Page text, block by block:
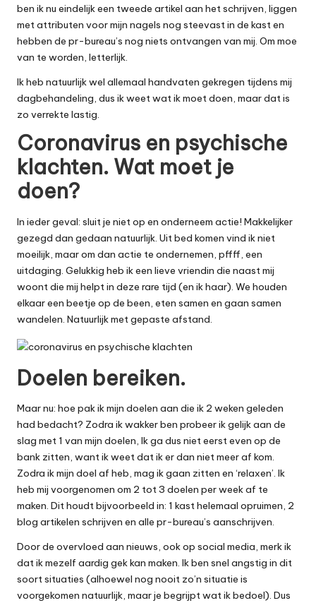
ben ik nu eindelijk een tweede artikel aan het schrijven, liggen
met attributen voor mijn nagels nog steevast in de kast en
hebben de pr-bureau’s nog niets ontvangen van mij. Om moe
van te worden, letterlijk.
Ik heb natuurlijk wel allemaal handvaten gekregen tijdens mij
dagbehandeling, dus ik weet wat ik moet doen, maar dat is
zo verrekte lastig.
Coronavirus en psychische
klachten. Wat moet je
doen?
In ieder geval: sluit je niet op en onderneem actie! Makkelijker
gezegd dan gedaan natuurlijk. Uit bed komen vind ik niet
moeilijk, maar om dan actie te ondernemen, pffff, een
uitdaging. Gelukkig heb ik een lieve vriendin die naast mij
woont die mij helpt in deze rare tijd (en ik haar). We houden
elkaar een beetje op de been, eten samen en gaan samen
wandelen. Natuurlijk met gepaste afstand.
Doelen bereiken.
Maar nu: hoe pak ik mijn doelen aan die ik 2 weken geleden
had bedacht? Zodra ik wakker ben probeer ik gelijk aan de
slag met 1 van mijn doelen, Ik ga dus niet eerst even op de
bank zitten, want ik weet dat ik er dan niet meer af kom.
Zodra ik mijn doel af heb, mag ik gaan zitten en ‘relaxen’. Ik
heb mij voorgenomen om 2 tot 3 doelen per week af te
maken. Dit houdt bijvoorbeeld in: 1 kast helemaal opruimen, 2
blog artikelen schrijven en alle pr-bureau’s aanschrijven.
Door de overvloed aan nieuws, ook op social media, merk ik
dat ik mezelf aardig gek kan maken. Ik ben snel angstig in dit
soort situaties (alhoewel nog nooit zo’n situatie is
voorgekomen natuurlijk, maar je begrijpt wat ik bedoel). Dus